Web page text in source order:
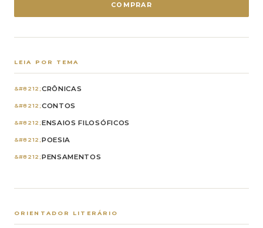
COMPRAR
LEIA POR TEMA
CRÔNICAS
CONTOS
ENSAIOS FILOSÓFICOS
POESIA
PENSAMENTOS
ORIENTADOR LITERÁRIO